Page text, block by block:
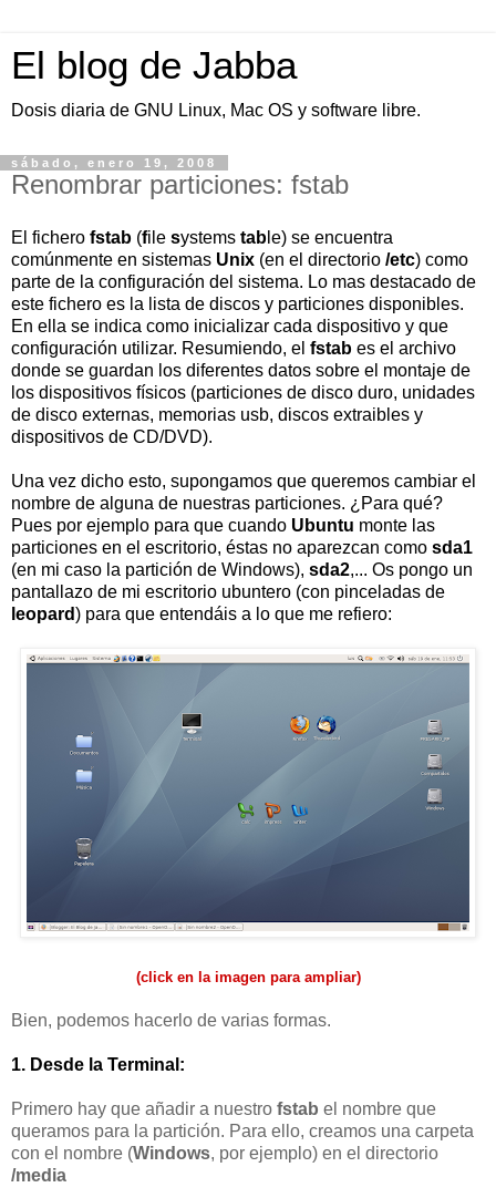
El blog de Jabba
Dosis diaria de GNU Linux, Mac OS y software libre.
sábado, enero 19, 2008
Renombrar particiones: fstab
El fichero fstab (file systems tab le) se encuentra
comúnmente en sistemas Unix (en el directorio /etc) como
parte de la configuración del sistema. Lo mas destacado de
este fichero es la lista de discos y particiones disponibles.
En ella se indica como inicializar cada dispositivo y que
configuración utilizar. Resumiendo, el fstab es el archivo
donde se guardan los diferentes datos sobre el montaje de
los dispositivos físicos (particiones de disco duro, unidades
de disco externas, memorias usb, discos extraibles y
dispositivos de CD/DVD).
Una vez dicho esto, supongamos que queremos cambiar el
nombre de alguna de nuestras particiones. ¿Para qué?
Pues por ejemplo para que cuando Ubuntu monte las
particiones en el escritorio, éstas no aparezcan como sda1
(en mi caso la partición de Windows), sda2,... Os pongo un
pantallazo de mi escritorio ubuntero (con pinceladas de
leopard) para que entendáis a lo que me refiero:
(click en la imagen para ampliar)
Bien, podemos hacerlo de varias formas.
1. Desde la Terminal:
Primero hay que añadir a nuestro fstab el nombre que
queramos para la partición. Para ello, creamos una carpeta
con el nombre (Windows, por ejemplo) en el directorio
/media